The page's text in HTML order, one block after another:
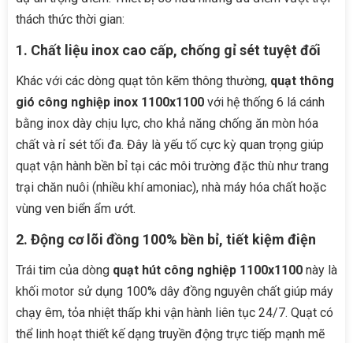
thách thức thời gian:
1. Chất liệu inox cao cấp, chống gỉ sét tuyệt đối
Khác với các dòng quạt tôn kẽm thông thường, quạt thông
gió công nghiệp inox 1100x1100 với hệ thống 6 lá cánh
bằng inox dày chịu lực, cho khả năng chống ăn mòn hóa
chất và rỉ sét tối đa. Đây là yếu tố cực kỳ quan trọng giúp
quạt vận hành bền bỉ tại các môi trường đặc thù như trang
trại chăn nuôi (nhiều khí amoniac), nhà máy hóa chất hoặc
vùng ven biển ẩm ướt.
2. Động cơ lõi đồng 100% bền bỉ, tiết kiệm điện
Trái tim của dòng quạt hút công nghiệp 1100x1100 này là
khối motor sử dụng 100% dây đồng nguyên chất giúp máy
chạy êm, tỏa nhiệt thấp khi vận hành liên tục 24/7. Quạt có
thể linh hoạt thiết kế dạng truyền động trực tiếp mạnh mẽ